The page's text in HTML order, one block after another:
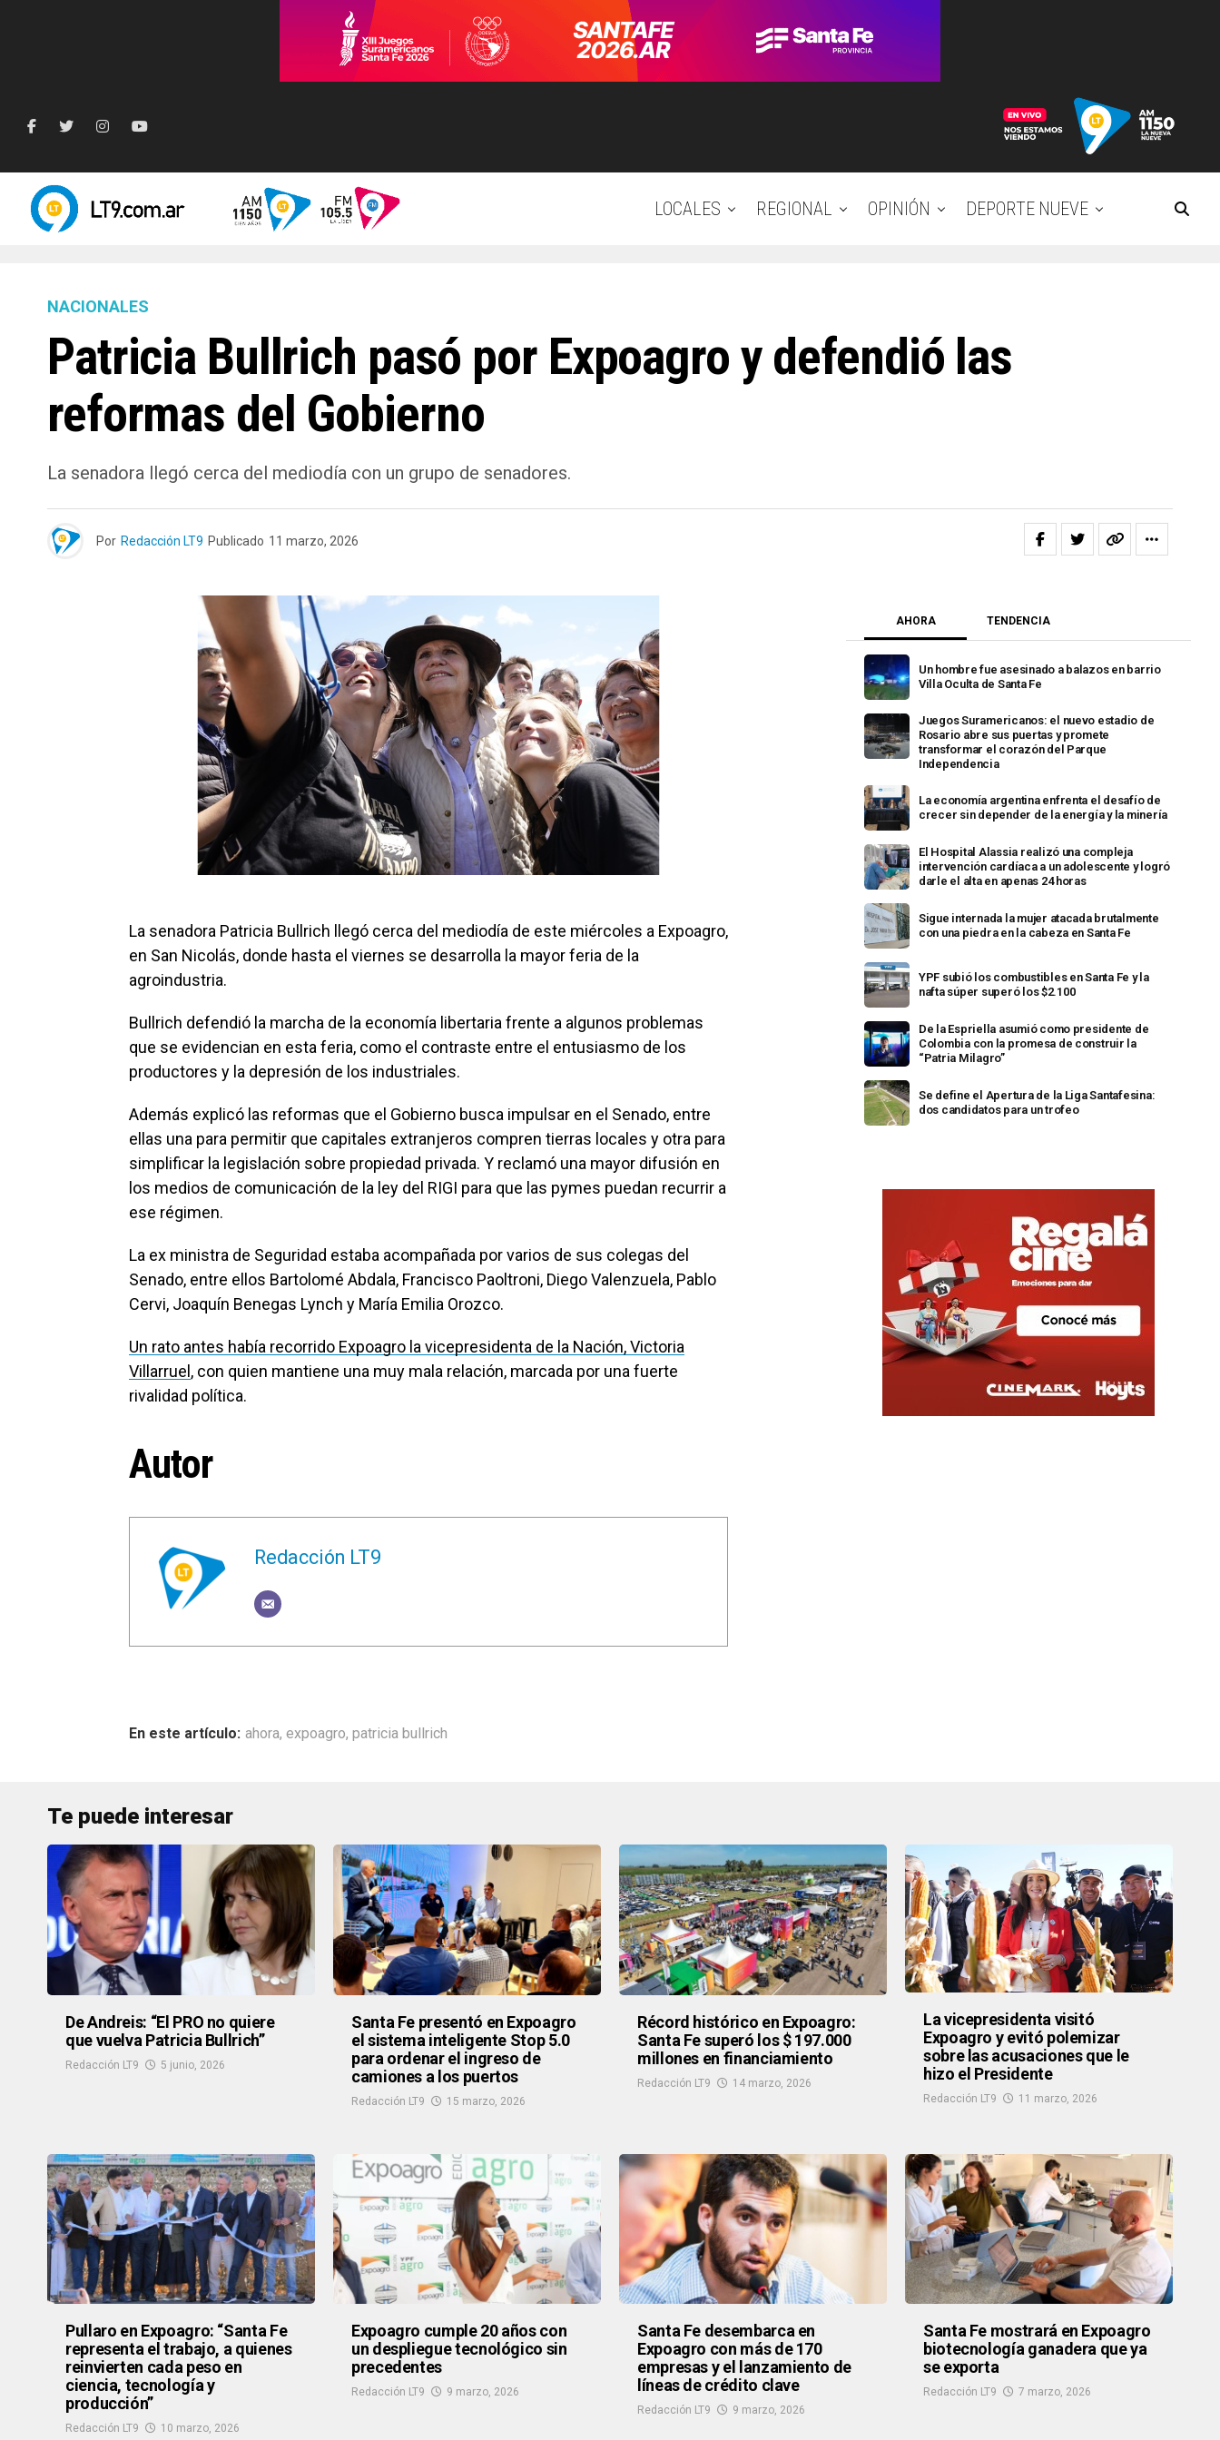
LOCALES REGIONAL OPINIÓN DEPORTE NUEVE
NACIONALES
Patricia Bullrich pasó por Expoagro y defendió las
reformas del Gobierno
La senadora llegó cerca del mediodía con un grupo de senadores.
Por Redacción LT9 Publicado 11 marzo, 2026
La senadora Patricia Bullrich llegó cerca del mediodía de este miércoles a Expoagro,
en San Nicolás, donde hasta el viernes se desarrolla la mayor feria de la
agroindustria.
Bullrich defendió la marcha de la economía libertaria frente a algunos problemas
que se evidencian en esta feria, como el contraste entre el entusiasmo de los
productores y la depresión de los industriales.
Además explicó las reformas que el Gobierno busca impulsar en el Senado, entre
ellas una para permitir que capitales extranjeros compren tierras locales y otra para
simplificar la legislación sobre propiedad privada. Y reclamó una mayor difusión en
los medios de comunicación de la ley del RIGI para que las pymes puedan recurrir a
ese régimen.
La ex ministra de Seguridad estaba acompañada por varios de sus colegas del
Senado, entre ellos Bartolomé Abdala, Francisco Paoltroni, Diego Valenzuela, Pablo
Cervi, Joaquín Benegas Lynch y María Emilia Orozco.
Un rato antes había recorrido Expoagro la vicepresidenta de la Nación, Victoria
Villarruel , con quien mantiene una muy mala relación, marcada por una fuerte
rivalidad política.
Autor
Redacción LT9
ahora, expoagro, patricia bullrich
AHORA TENDENCIA
Un hombre fue asesinado a balazos en barrio
Villa Oculta de Santa Fe
Juegos Suramericanos: el nuevo estadio de
Rosario abre sus puertas y promete
transformar el corazón del Parque
Independencia
La economía argentina enfrenta el desafío de
crecer sin depender de la energía y la minería
El Hospital Alassia realizó una compleja
intervención cardíaca a un adolescente y logró
darle el alta en apenas 24 horas
Sigue internada la mujer atacada brutalmente
con una piedra en la cabeza en Santa Fe
YPF subió los combustibles en Santa Fe y la
nafta súper superó los $2.100
De la Espriella asumió como presidente de
Colombia con la promesa de construir la
“Patria Milagro”
Se define el Apertura de la Liga Santafesina:
dos candidatos para un trofeo
Te puede interesar
De Andreis: “El PRO no quiere
que vuelva Patricia Bullrich”
Redacción LT9 5 junio, 2026
Santa Fe presentó en Expoagro
el sistema inteligente Stop 5.0
para ordenar el ingreso de
camiones a los puertos
Redacción LT9 15 marzo, 2026
Récord histórico en Expoagro:
Santa Fe superó los $ 197.000
millones en financiamiento
Redacción LT9 14 marzo, 2026
La vicepresidenta visitó
Expoagro y evitó polemizar
sobre las acusaciones que le
hizo el Presidente
Redacción LT9 11 marzo, 2026
Pullaro en Expoagro: “Santa Fe
representa el trabajo, a quienes
reinvierten cada peso en
ciencia, tecnología y
producción”
Redacción LT9 10 marzo, 2026
Expoagro cumple 20 años con
un despliegue tecnológico sin
precedentes
Redacción LT9 9 marzo, 2026
Santa Fe desembarca en
Expoagro con más de 170
empresas y el lanzamiento de
líneas de crédito clave
Redacción LT9 9 marzo, 2026
Santa Fe mostrará en Expoagro
biotecnología ganadera que ya
se exporta
Redacción LT9 7 marzo, 2026